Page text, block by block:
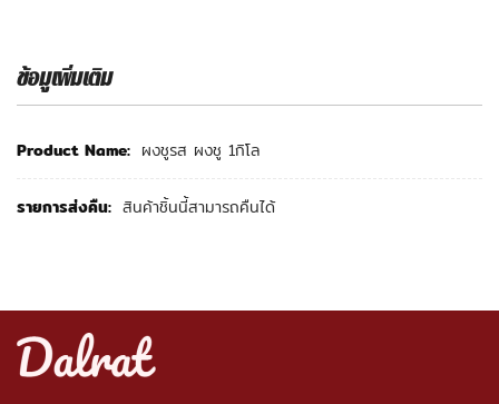
ข้อมูเพิ่มเติม
มู
เติม
ผงชูรส ผงชู 1กิโล
สินค้าชิ้นนี้สามารถคืนได้